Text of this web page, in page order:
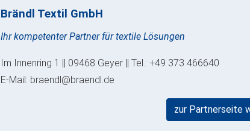
Brändl Textil GmbH
Ihr kompetenter Partner für textile Lösungen
Im Innenring 1 || 09468 Geyer || Tel.: +49 373 466640
E-Mail: braendl@braendl.de
zur Partnerseite